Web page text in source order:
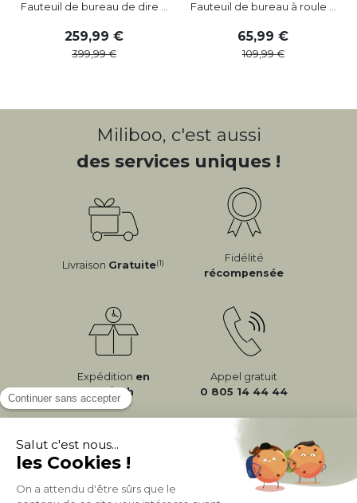
Fauteuil de bureau de dire ...
259,99
399,99
Fauteuil de bureau à roule ...
65,99
109,99
Miliboo, c'est aussi
des services uniques !
Livraison Gratuite(1)
Fidélité
récompensée
Expédition en
24/72h
Appel gratuit
0 805 14 44 44
À PROPOS DE MILIBOO